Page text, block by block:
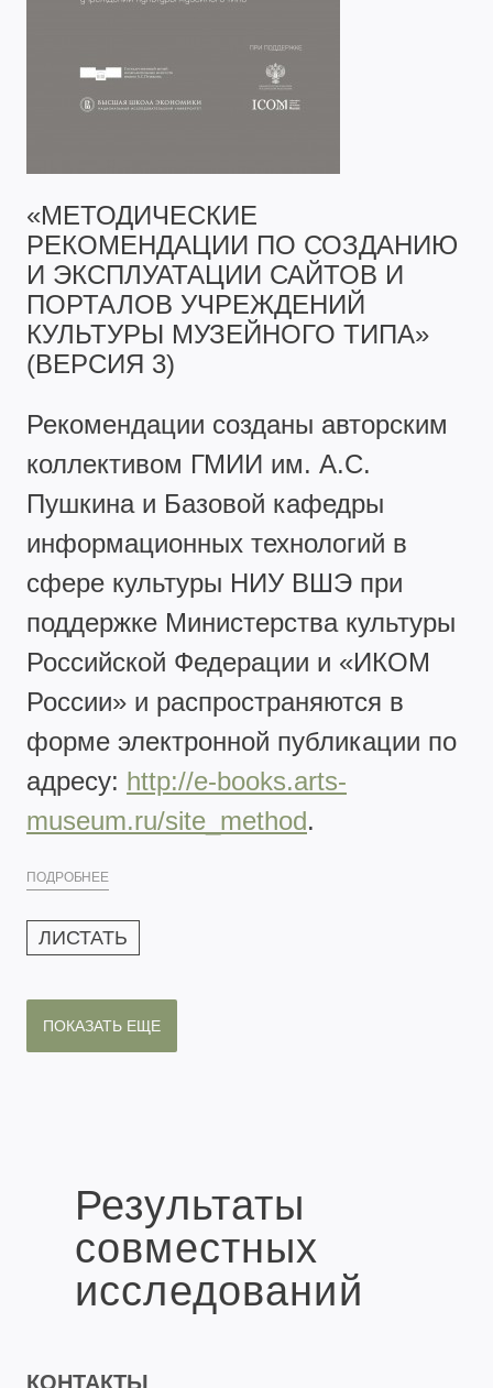
«МЕТОДИЧЕСКИЕ
РЕКОМЕНДАЦИИ ПО СОЗДАНИЮ
И ЭКСПЛУАТАЦИИ САЙТОВ И
ПОРТАЛОВ УЧРЕЖДЕНИЙ
КУЛЬТУРЫ МУЗЕЙНОГО ТИПА»
(ВЕРСИЯ 3)
Рекомендации созданы авторским
коллективом ГМИИ им. А.С.
Пушкина и Базовой кафедры
информационных технологий в
сфере культуры НИУ ВШЭ при
поддержке Министерства культуры
Российской Федерации и «ИКОМ
России» и распространяются в
форме электронной публикации по
адресу: http://e-books.arts-
museum.ru/site_method.
ПОДРОБНЕЕ
ЛИСТАТЬ
ПОКАЗАТЬ ЕЩЕ
Результаты
совместных
исследований
КОНТАКТЫ